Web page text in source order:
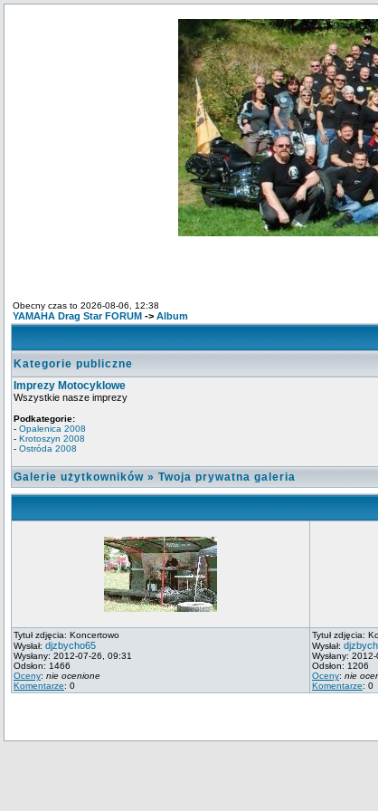
Obecny czas to 2026-08-06, 12:38
YAMAHA Drag Star FORUM -> Album
Kategorie publiczne
Imprezy Motocyklowe
Wszystkie nasze imprezy
Podkategorie:
- Opalenica 2008
- Krotoszyn 2008
- Ostróda 2008
Galerie użytkowników » Twoja prywatna galeria
Tytuł zdjęcia: Koncertowo
Wysłał: djzbycho65
Wysłany: 2012-07-26, 09:31
Odsłon: 1466
Oceny: nie ocenione
Komentarze: 0
Tytuł zdjęcia:
Wysłał:
Wysłany:
Odsłon: 1206
Oceny: nie
Komentarze: 0